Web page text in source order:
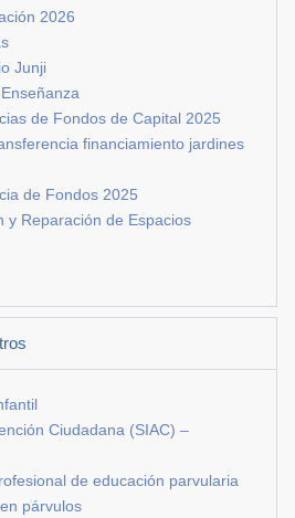
2026
Junji
de Fondos de Capital 2025
financiamiento jardines
de Fondos 2025
y Reparación de Espacios
Ciudadana (SIAC) –
de educación parvularia
párvulos